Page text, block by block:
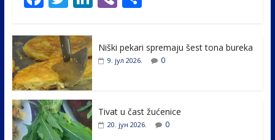
e
b
o
o
k
itt
er e
er
e
Niški pekari spremaju šest tona bureka
9. јул 2026. 0
Tivat u čast žućenice
20. јун 2026. 0